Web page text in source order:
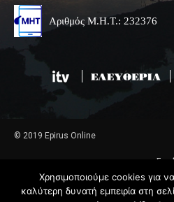
Αριθμός Μ.Η.Τ.: 232376
© 2019 Epirus Online
Χρησιμοποιούμε cookies για
καλύτερη δυνατή εμπειρία στη